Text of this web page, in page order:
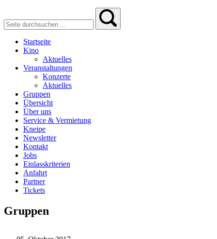
Startseite
Kino
Aktuelles
Veranstaltungen
Konzerte
Aktuelles
Gruppen
Übersicht
Über uns
Service & Vermietung
Kneipe
Newsletter
Kontakt
Jobs
Einlasskriterien
Anfahrt
Partner
Tickets
Gruppen